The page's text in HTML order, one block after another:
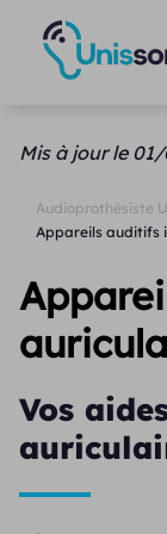
Mis à jour le
Audioprothésiste
Appareils auditifs
Vos